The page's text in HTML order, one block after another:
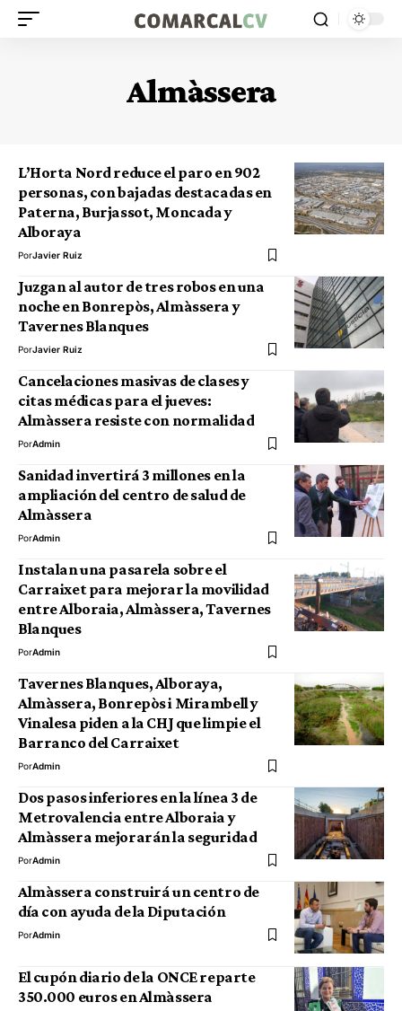
Almàssera
L’Horta Nord reduce el paro en 902
personas, con bajadas destacadas en
Paterna, Burjassot, Moncada y
Alboraya
PorJavier Ruiz
Juzgan al autor de tres robos en una
noche en Bonrepòs, Almàssera y
Tavernes Blanques
PorJavier Ruiz
Cancelaciones masivas de clases y
citas médicas para el jueves:
Almàssera resiste con normalidad
PorAdmin
Sanidad invertirá 3 millones en la
ampliación del centro de salud de
Almàssera
PorAdmin
Instalan una pasarela sobre el
Carraixet para mejorar la movilidad
entre Alboraia, Almàssera, Tavernes
Blanques
PorAdmin
Tavernes Blanques, Alboraya,
Almàssera, Bonrepòs i Mirambell y
Vinalesa piden a la CHJ que limpie el
Barranco del Carraixet
PorAdmin
Dos pasos inferiores en la línea 3 de
Metrovalencia entre Alboraia y
Almàssera mejorarán la seguridad
PorAdmin
Almàssera construirá un centro de
día con ayuda de la Diputación
PorAdmin
El cupón diario de la ONCE reparte
350.000 euros en Almàssera